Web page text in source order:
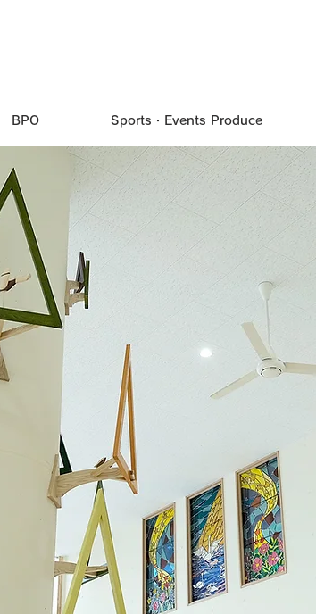
BPO Sports・Events Produce